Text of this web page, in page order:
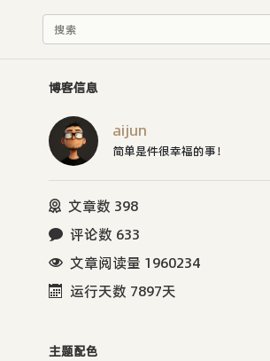
博客信息
aijun
简单是件很幸福的事！
文章数 398
评论数 633
文章阅读量 1960234
运行天数 7897天
主题配色